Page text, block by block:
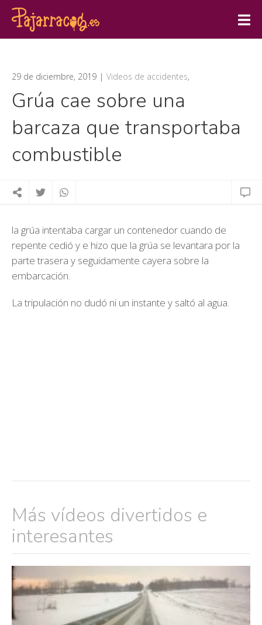
29 de diciembre, 2019 Videos de accidentes,
Grúa cae sobre una
barcaza que transportaba
combustible
la grúa intentaba cargar un contenedor cuando de
repente cedió y e hizo que la grúa se levantara por la
parte trasera y seguidamente cayera sobre la
embarcación.
La tripulación no dudó ni un instante y saltó al agua.
Más vídeos divertidos e
interesantes